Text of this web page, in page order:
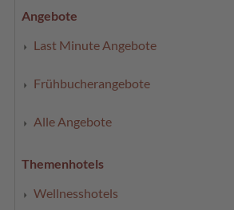
Angebote
Last Minute Angebote
Frühbucherangebote
Alle Angebote
Themenhotels
Wellnesshotels